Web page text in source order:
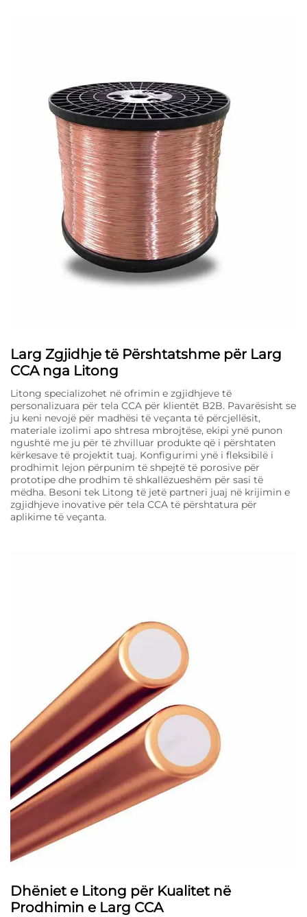
Larg Zgjidhje të Përshtatshme për Larg
CCA nga Litong
Litong specializohet në ofrimin e zgjidhjeve të
personalizuara për tela CCA për klientët B2B. Pavarësisht se
ju keni nevojë për madhësi të veçanta të përcjellësit,
materiale izolimi apo shtresa mbrojtëse, ekipi ynë punon
ngushtë me ju për të zhvilluar produkte që i përshtaten
kërkesave të projektit tuaj. Konfigurimi ynë i fleksibilë i
prodhimit lejon përpunim të shpejtë të porosive për
prototipe dhe prodhim të shkallëzueshëm për sasi të
mëdha. Besoni tek Litong të jetë partneri juaj në krijimin e
zgjidhjeve inovative për tela CCA të përshtatura për
aplikime të veçanta.
Dhëniet e Litong për Kualitet në
Prodhimin e Larg CCA